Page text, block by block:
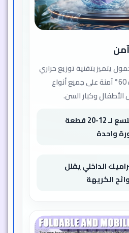
يتميز بتقنية توزيع حراري
360 درجة بدرجة حرارة 60° آمنة على جميع أنواع
وكبار السن.
سعة كبيرة تتسع لـ 12-20 قطعة
واحدة
الداخلي يقلل
الكريهة